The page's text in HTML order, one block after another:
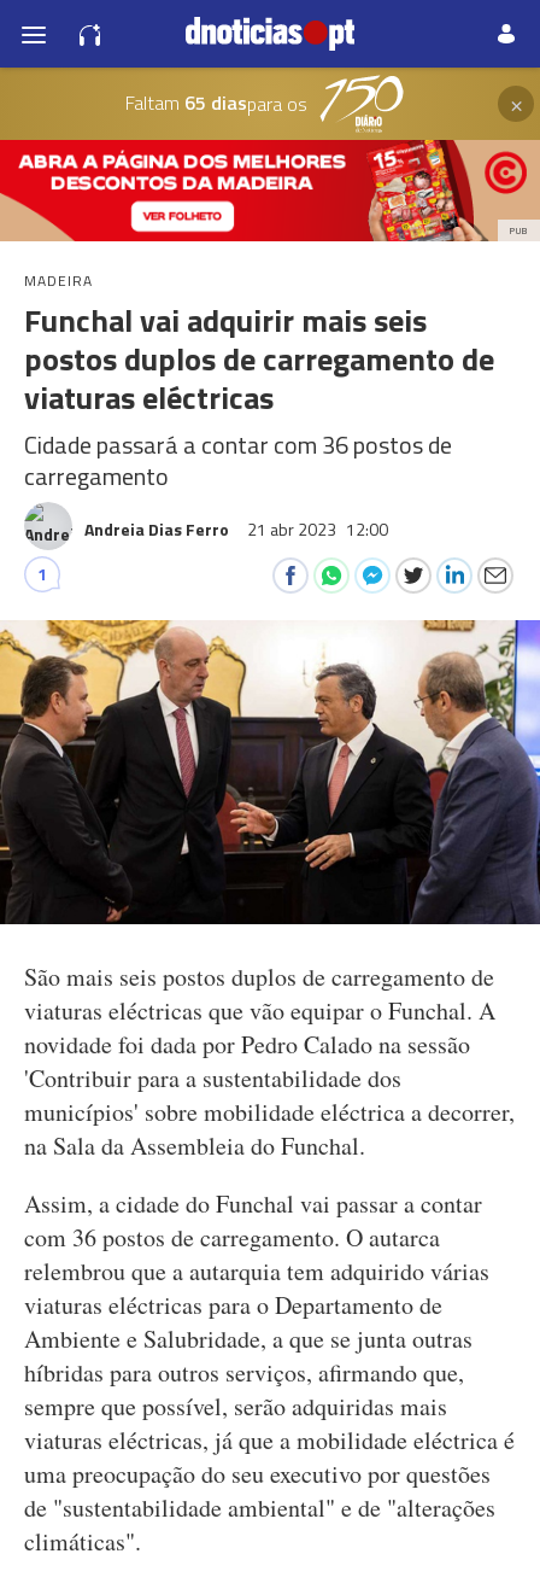
Faltam 65 diaspara os ×
PUB
MADEIRA
Funchal vai adquirir mais seis
postos duplos de carregamento de
viaturas eléctricas
Cidade passará a contar com 36 postos de
carregamento
Andreia Dias Ferro 21 abr 2023 12:00
1
São mais seis postos duplos de carregamento de
viaturas eléctricas que vão equipar o Funchal. A
novidade foi dada por Pedro Calado na sessão
'Contribuir para a sustentabilidade dos
municípios' sobre mobilidade eléctrica a decorrer,
na Sala da Assembleia do Funchal.
Assim, a cidade do Funchal vai passar a contar
com 36 postos de carregamento. O autarca
relembrou que a autarquia tem adquirido várias
viaturas eléctricas para o Departamento de
Ambiente e Salubridade, a que se junta outras
híbridas para outros serviços, afirmando que,
sempre que possível, serão adquiridas mais
viaturas eléctricas, já que a mobilidade eléctrica é
uma preocupação do seu executivo por questões
de "sustentabilidade ambiental" e de "alterações
climáticas".